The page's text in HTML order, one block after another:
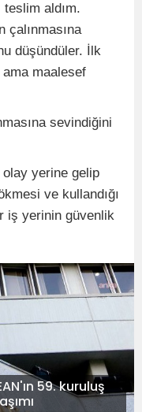
teslim aldım.
çalınmasına
düşündüler. İlk
maalesef
sevindiğini
yerine gelip
ve kullandığı
iş yerinin güvenlik
59. kuruluş